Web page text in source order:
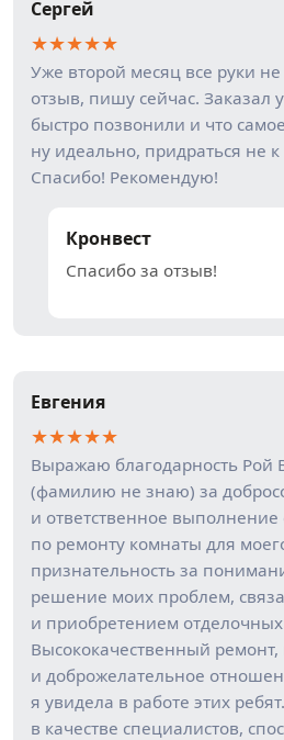
Сергей
★★★★★
Уже второй месяц все руки
отзыв, пишу сейчас. Заказал
быстро позвонили и что
ну идеально, придраться не
Спасибо! Рекомендую!
Кронвест
Спасибо за отзыв!
Евгения
★★★★★
Выражаю благодарность
(фамилию не знаю) за
и ответственное выполнение
по ремонту комнаты для
признательность за
решение моих проблем,
и приобретением
Высококачественный
и доброжелательное
я увидела в работе этих
в качестве специалистов,